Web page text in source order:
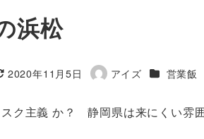
浜松
新日
2020年11月5日
著
アイズ カテゴリー
営業飯
スク主義 か？ 静岡県は来にく